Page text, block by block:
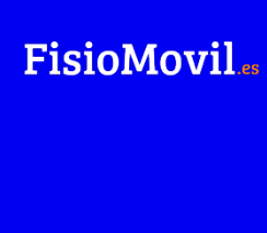
contenido